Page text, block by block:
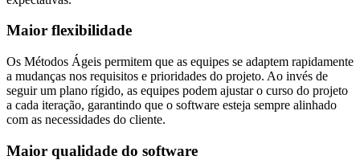
Maior flexibilidade
Os Métodos Ágeis permitem que as equipes se adaptem rapidamente
a mudanças nos requisitos e prioridades do projeto. Ao invés de
seguir um plano rígido, as equipes podem ajustar o curso do projeto
a cada iteração, garantindo que o software esteja sempre alinhado
com as necessidades do cliente.
Maior qualidade do software